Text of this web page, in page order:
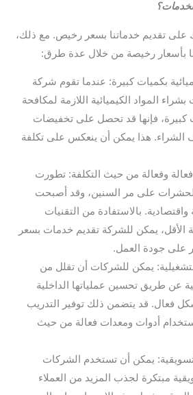
تقديم خدماتنا بسعر رخيص. مع ذلك،
بأسعار رخيصة من خلال عدة طرق:
بكميات كبيرة: عندما تقوم شركة
المواد الكيميائية اللازمة لمكافحة
كبيرة، فإنها قد تحصل على تخفيضات
الشراء. هذا يمكن أن ينعكس على تكلفة
وفعالة من حيث التكلفة: تطورت
على مر السنين، وقد أصبحت
واقتصادية. بالاستفادة من التقنيات
الأقل، يمكن للشركة تقديم خدمات بسعر
على جودة العمل.
يمكن للشركات أن تقلل من
عن طريق تحسين عملياتها الداخلية
فعال. قد يتضمن ذلك توفير التدريب
أدوات ومعدات فعالة من حيث
يمكن أن تستخدم الشركات
مبتكرة لجذب المزيد من العملاء